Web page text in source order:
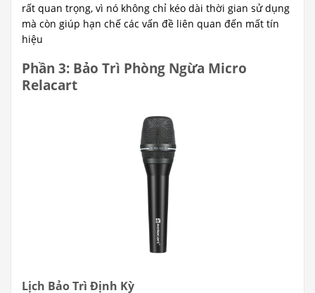
rất quan trọng, vì nó không chỉ kéo dài thời gian sử dụng
mà còn giúp hạn chế các vấn đề liên quan đến mất tín
hiệu
Phần 3: Bảo Trì Phòng Ngừa Micro
Relacart
Lịch Bảo Trì Định Kỳ